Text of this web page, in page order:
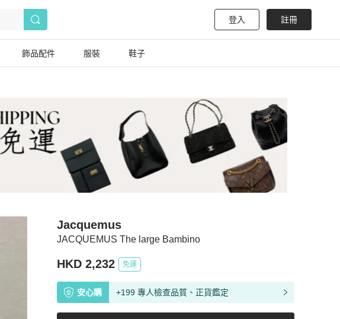
登入 註冊
飾品配件 服裝 鞋子
JACQUEMUS The large Bambino
Jacquemus
HKD 2,232 免運
安心購 +199 專人檢查品質、正貨鑑定